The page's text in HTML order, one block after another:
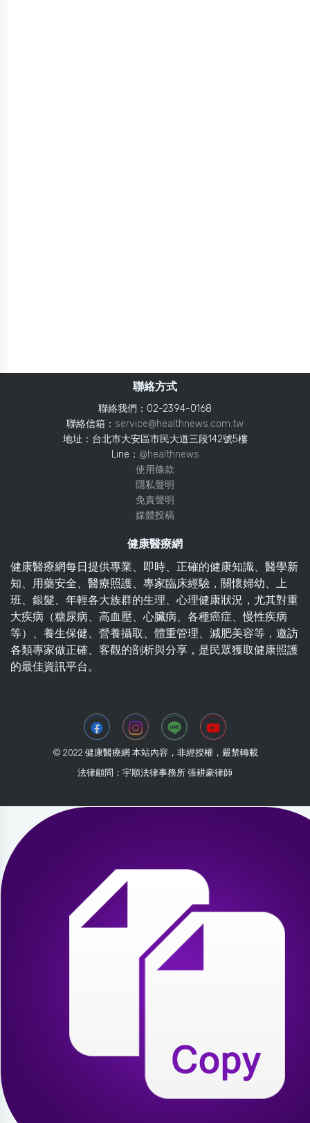
聯絡方式
聯絡我們：02-2394-0168
聯絡信箱： service@healthnews.com.tw
地址：台北市大安區市民大道三段142號5樓
Line： @healthnews
使用條款
隱私聲明
免責聲明
媒體投稿
健康醫療網
健康醫療網每日提供專業、即時、正確的健康知識、醫學新
知、用藥安全、醫療照護、專家臨床經驗，關懷婦幼、上
班、銀髮、年輕各大族群的生理、心理健康狀況，尤其對重
大疾病（糖尿病、高血壓、心臟病、各種癌症、慢性疾病
等）、養生保健、營養攝取、體重管理、減肥美容等，邀訪
各類專家做正確、客觀的剖析與分享，是民眾獲取健康照護
的最佳資訊平台。
© 2022 健康醫療網 本站內容，非經授權，嚴禁轉載
法律顧問：宇順法律事務所 張耕豪律師